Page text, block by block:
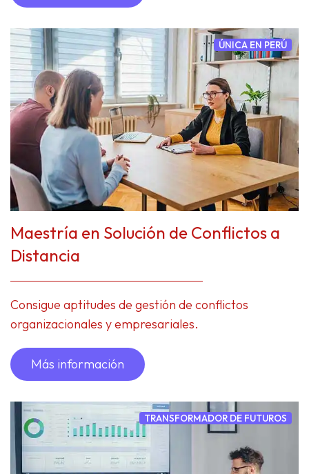
ÚNICA EN PERÚ
Maestría en Solución de Conflictos a
Distancia
Consigue aptitudes de gestión de conflictos
organizacionales y empresariales.
Más información
TRANSFORMADOR DE FUTUROS